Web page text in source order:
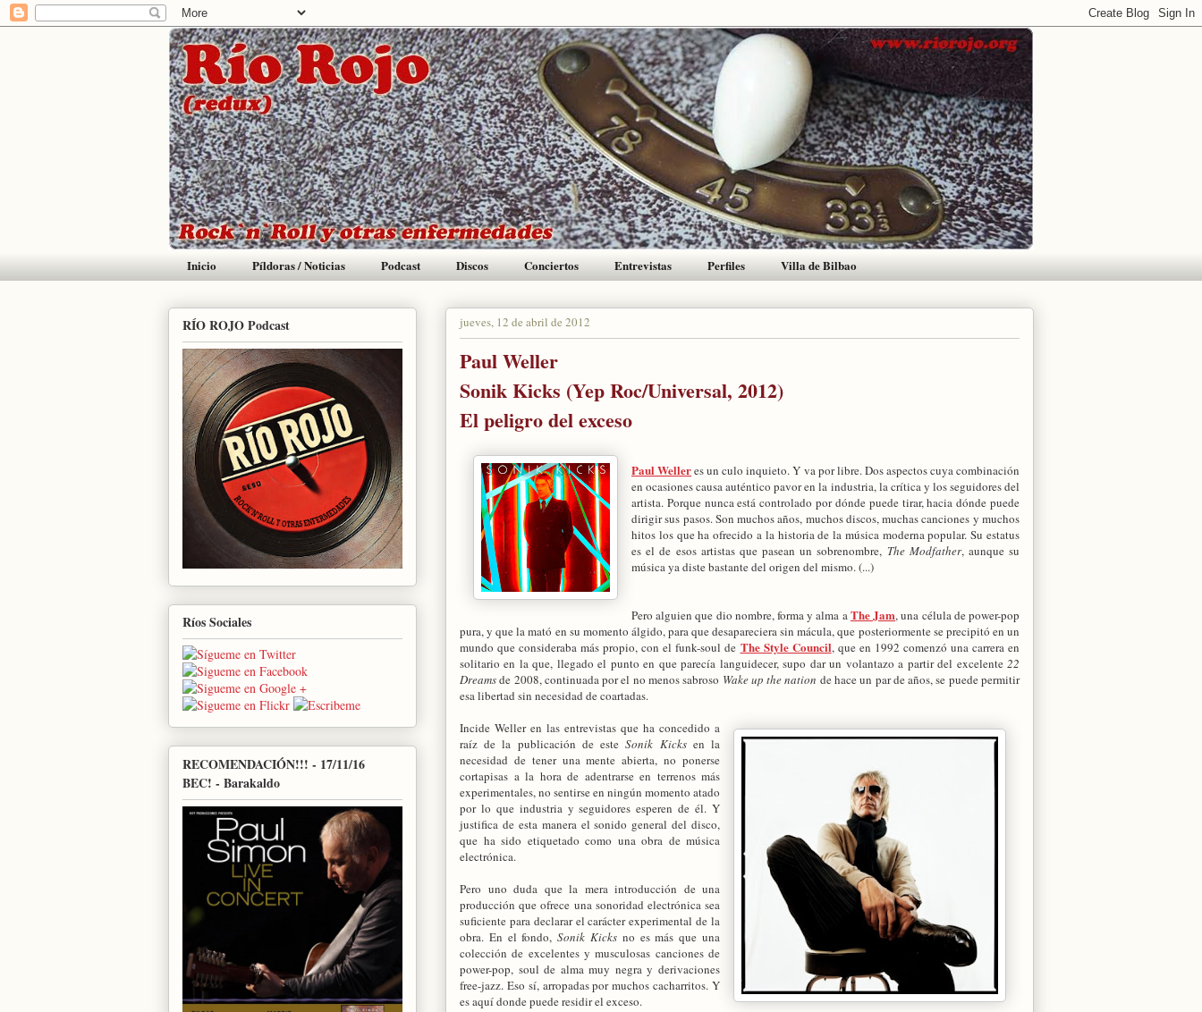
Inicio Píldoras / Noticias Podcast Discos Conciertos Entrevistas Perfiles Villa de Bilbao
jueves, 12 de abril de 2012
Paul Weller
Sonik Kicks (Yep Roc/Universal, 2012)
El peligro del exceso
Paul Welleres un culo inquieto. Y va por libre. Dos aspectos cuya combinación
en ocasiones causa auténtico pavor en la industria, la crítica y los seguidores del
artista. Porque nunca está controlado por dónde puede tirar, hacia dónde puede
dirigir sus pasos. Son muchos años, muchos discos, muchas canciones y muchos
hitos los que ha ofrecido a la historia de la música moderna popular. Su estatus
es el de esos artistas que pasean un sobrenombre, The Modfather, aunque su
música ya diste bastante del origen del mismo. (...)
Pero alguien que dio nombre, forma y alma a The Jam, una célula de power-pop
pura, y que la mató en su momento álgido, para que desapareciera sin mácula, que posteriormente se precipitó en un
mundo que consideraba más propio, con el funk-soul de The Style Council, que en 1992 comenzó una carrera en
solitario en la que, llegado el punto en que parecía languidecer, supo dar un volantazo a partir del excelente 22
Dreamsde 2008, continuada por el no menos sabroso Wake up the nation de hace un par de años, se puede permitir
esa libertad sin necesidad de coartadas.
Incide Weller en las entrevistas que ha concedido a
raíz de la publicación de esteSonik Kicksen la
necesidad de tener una mente abierta, no ponerse
cortapisas a la hora de adentrarse en terrenos más
experimentales, no sentirse en ningún momento atado
por lo que industria y seguidores esperen de él. Y
justifica de esta manera el sonido general del disco,
que ha sido etiquetado como una obra de música
electrónica.
Pero uno duda que la mera introducción de una
producción que ofrece una sonoridad electrónica sea
suficiente para declarar el carácter experimental de la
obra. En el fondo,Sonik Kicks no es más que una
colección de excelentes y musculosas canciones de
power-pop, soul de alma muy negra y derivaciones
free-jazz. Eso sí, arropadas por muchos cacharritos. Y
es aquí donde puede residir el exceso.
RÍO ROJO Podcast
Ríos Sociales
RECOMENDACIÓN!!! - 17/11/16
BEC! - Barakaldo